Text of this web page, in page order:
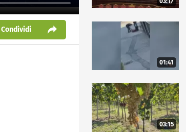
Condividi
01:41
03:15